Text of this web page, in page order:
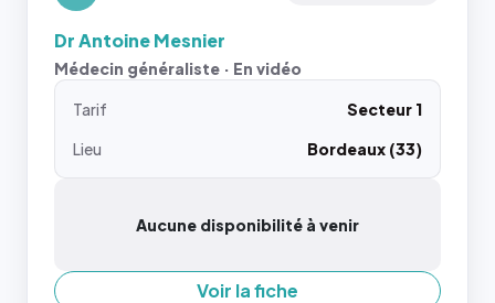
Dr Antoine Mesnier
Médecin généraliste · En vidéo
Tarif
Secteur 1
Lieu
Bordeaux (33)
Aucune disponibilité à venir
Voir la fiche